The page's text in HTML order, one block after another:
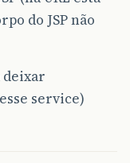
do JSP não
deixar
service)